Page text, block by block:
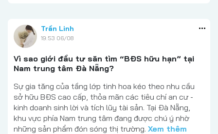
Trần Linh
19:53 06/08
Vì sao giới đầu tư săn tìm “BĐS hữu hạn” tại
Nam trung tâm Đà Nẵng?
Sự gia tăng của tầng lớp tinh hoa kéo theo nhu cầu
sở hữu BĐS cao cấp, thỏa mãn các tiêu chí an cư -
kinh doanh sinh lời và tích lũy tài sản. Tại Đà Nẵng,
khu vực phía Nam trung tâm đang được chú ý nhờ
những sản phẩm đón sóng thị trường. Xem thêm